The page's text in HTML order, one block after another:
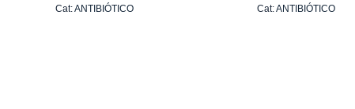
Cat:ANTIBIÓTICO
Cat:ANTIBIÓTICO